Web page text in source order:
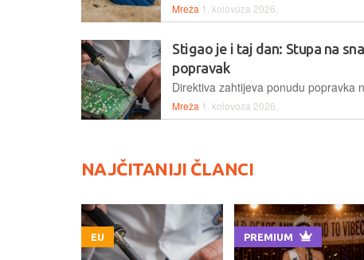
Mreža 1. kolovoza 2026.
Stigao je i taj dan: Stupa na
popravak
Mreža 1. kolovoza 2026.
NAJČITANIJI ČLANCI
EU PREMIUM